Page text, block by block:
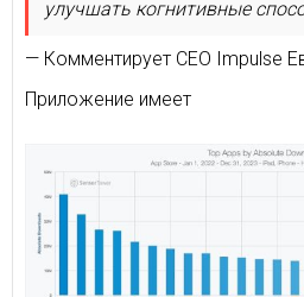
улучшать когнитивные
— Комментирует СЕО Impulse
Приложение имеет